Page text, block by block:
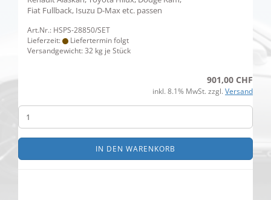
Fiat Fullback, Isuzu D-Max etc. passen
Art.Nr.: HSPS-28850/SET
Lieferzeit:
Liefertermin folgt
Versandgewicht:32 kg je Stück
901,00 CHF
inkl. 8.1% MwSt. zzgl. Versand
IN DEN WARENKORB